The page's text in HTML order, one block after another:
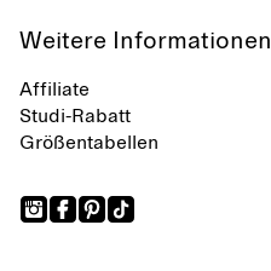
Weitere Informationen
Affiliate
Studi-Rabatt
Größentabellen